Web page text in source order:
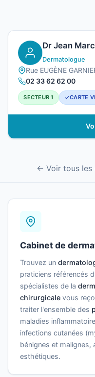
Dr Jean
Dermatologue
Rue EUGÈNE
02 33 62 62 00
SECTEUR 1 CARTE
← Voir tous les
Cabinet de
Trouvez un
praticiens référencés
spécialistes de la
chirurgicale vous
traiter l'ensemble des
maladies
infections cutanées
bénignes et malignes,
esthétiques.